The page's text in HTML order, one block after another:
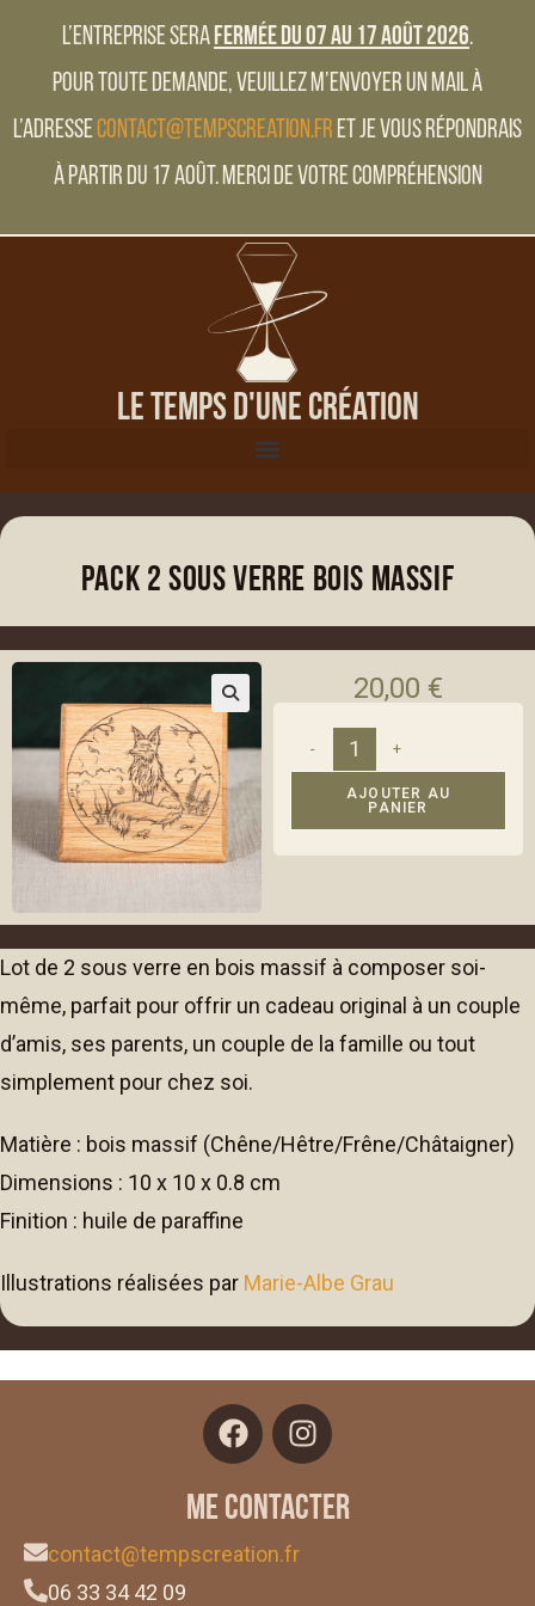
L’entreprise serafermée du 07 au 17 Août 2026.
Pour toute demande, veuillez m’envoyer un mail à
l’adressecontact@tempscreation.fr et je vous répondrais
à partir du 17 Août. Merci de votre compréhension
Le Temps d'une Création
Pack 2 sous verre bois massif
20,00 €
- +
AJOUTER AU
PANIER
t
Lot de 2 sous verre en bois massif à composer soi-
même, parfait pour offrir un cadeau original à un couple
d’amis, ses parents, un couple de la famille ou tout
simplement pour chez soi.
Matière : bois massif (Chêne/Hêtre/Frêne/Châtaigner)
Dimensions : 10 x 10 x 0.8 cm
Finition : huile de paraffine
Illustrations réalisées par Marie-Albe Grau
Me contacter
contact@tempscreation.fr
06 33 34 42 09